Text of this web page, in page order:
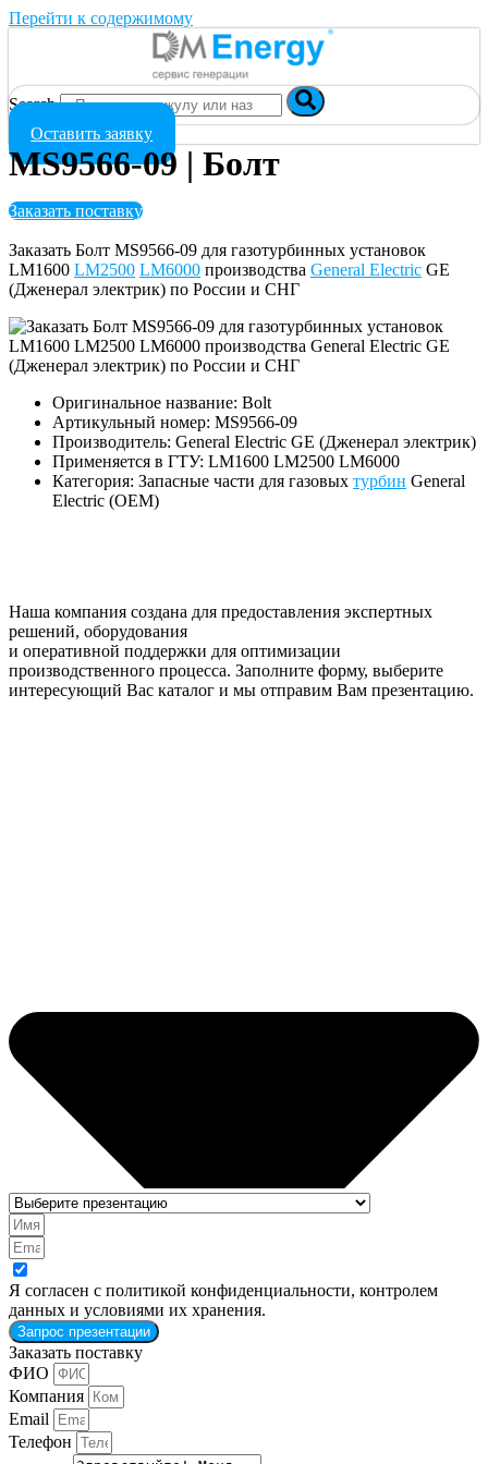
Перейти к содержимому
Search
Оставить заявку
MS9566-09 | Болт
Заказать поставку
Заказать Болт MS9566-09 для газотурбинных установок
LM1600 LM2500 LM6000 производства General Electric GE
(Дженерал электрик) по России и СНГ
Оригинальное название: Bolt
Артикульный номер: MS9566-09
Производитель: General Electric GE (Дженерал электрик)
Применяется в ГТУ: LM1600 LM2500 LM6000
Категория: Запасные части для газовых турбин General
Electric (OEM)
Наша компания создана для предоставления экспертных
решений, оборудования
и оперативной поддержки для оптимизации
производственного процесса. Заполните форму, выберите
интересующий Вас каталог и мы отправим Вам презентацию.
Я согласен с политикой конфиденциальности, контролем
данных и условиями их хранения.
Запрос презентации
Заказать поставку
ФИО
Компания
Email
Телефон